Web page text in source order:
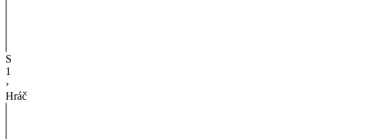
S
1
›
Hráč